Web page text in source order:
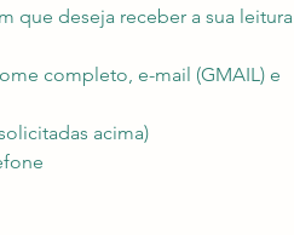
que deseja receber a sua leitura
completo, e-mail (GMAIL) e
acima)